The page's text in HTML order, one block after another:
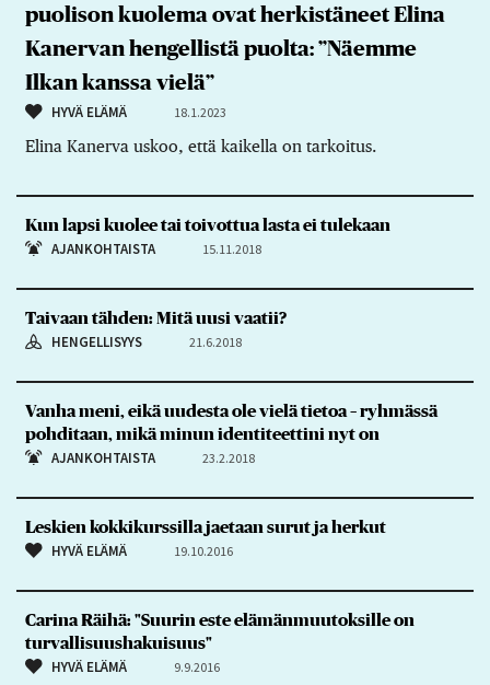
puolison kuolema ovat herkistäneet Elina
Kanervan hengellistä puolta: ”Näemme
Ilkan kanssa vielä”
HYVÄ ELÄMÄ 18.1.2023
Elina Kanerva uskoo, että kaikella on tarkoitus.
Kun lapsi kuolee tai toivottua lasta ei tulekaan
AJANKOHTAISTA 15.11.2018
Taivaan tähden: Mitä uusi vaatii?
HENGELLISYYS 21.6.2018
Vanha meni, eikä uudesta ole vielä tietoa – ryhmässä
pohditaan, mikä minun identiteettini nyt on
AJANKOHTAISTA 23.2.2018
Leskien kokkikurssilla jaetaan surut ja herkut
HYVÄ ELÄMÄ 19.10.2016
Carina Räihä: "Suurin este elämänmuutoksille on
turvallisuushakuisuus"
HYVÄ ELÄMÄ 9.9.2016